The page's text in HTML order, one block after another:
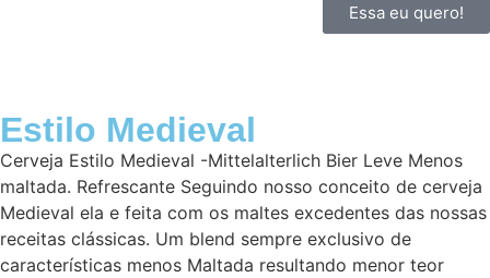
Essa eu quero!
Estilo Medieval
Cerveja Estilo Medieval -Mittelalterlich Bier Leve Menos
maltada. Refrescante Seguindo nosso conceito de cerveja
Medieval ela e feita com os maltes excedentes das nossas
receitas clássicas. Um blend sempre exclusivo de
características menos Maltada resultando menor teor